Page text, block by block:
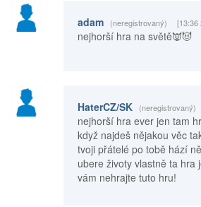
adam (neregistrovaný) [13:36
nejhorší hra na světě👿😈
HaterCZ/SK (neregistrovaný)
nejhorší hra ever jen tam
když najdeš nějakou věc
tvoji přátelé po tobě hází
ubere životy vlastně ta hra
vám nehrajte tuto hru!